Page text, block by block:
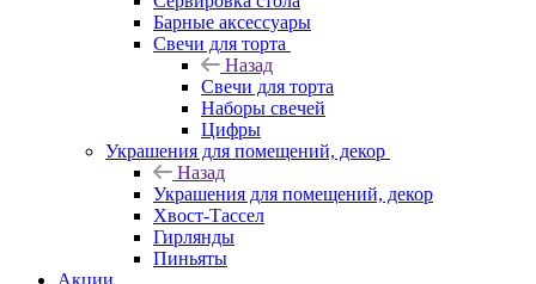
Барные аксессуары
Свечи для торта
Назад
Свечи для торта
Наборы свечей
Цифры
Украшения для помещений, декор
Назад
Украшения для помещений, декор
Хвост-Тассел
Гирлянды
Пиньяты
Акции